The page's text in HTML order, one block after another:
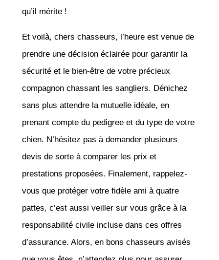
qu’il mérite !
Et voilà, chers chasseurs, l’heure est venue de
prendre une décision éclairée pour garantir la
sécurité et le bien-être de votre précieux
compagnon chassant les sangliers. Dénichez
sans plus attendre la mutuelle idéale, en
prenant compte du pedigree et du type de votre
chien. N’hésitez pas à demander plusieurs
devis de sorte à comparer les prix et
prestations proposées. Finalement, rappelez-
vous que protéger votre fidèle ami à quatre
pattes, c’est aussi veiller sur vous grâce à la
responsabilité civile incluse dans ces offres
d’assurance. Alors, en bons chasseurs avisés